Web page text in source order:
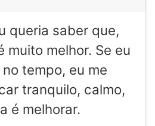
queria saber que,
muito melhor. Se eu
tempo, eu me
tranquilo, calmo,
é melhorar.